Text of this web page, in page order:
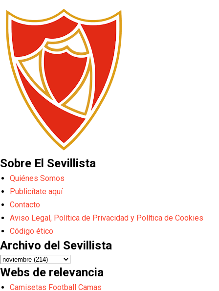
Sobre El Sevillista
Quiénes Somos
Publicítate aquí
Contacto
Aviso Legal, Política de Privacidad y Política de Cookies
Código ético
Archivo del Sevillista
Webs de relevancia
Camisetas Football Camas